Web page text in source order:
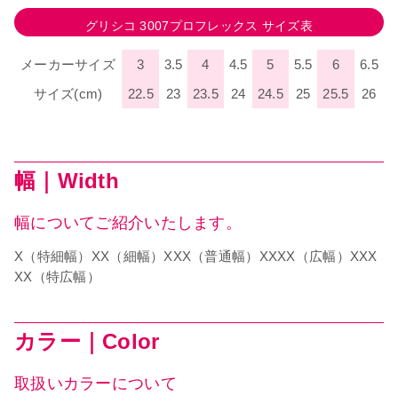
グリシコ 3007プロフレックス サイズ表
メーカーサイズ 3 3.5 4 4.5 5 5.5 6
6.5
サイズ(cm)
22.5 23 23.5 24 24.5 25 25.5 26
幅｜Width
幅についてご紹介いたします。
X（特細幅）XX（細幅）XXX（普通幅）XXXX（広幅）XXX
XX（特広幅）
カラー｜Color
取扱いカラーについて